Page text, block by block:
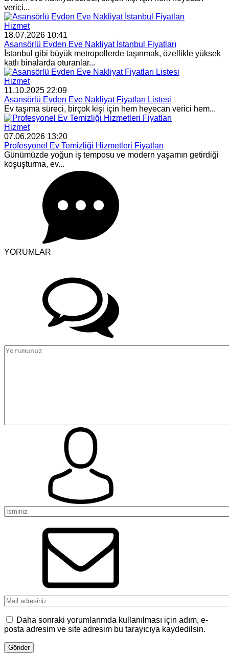
verici...
Hizmet
18.07.2026 10:41
Asansörlü Evden Eve Nakliyat İstanbul Fiyatları
İstanbul gibi büyük metropollerde taşınmak, özellikle yüksek
katlı binalarda oturanlar...
Hizmet
11.10.2025 22:09
Asansörlü Evden Eve Nakliyat Fiyatları Listesi
Ev taşıma süreci, birçok kişi için hem heyecan verici hem...
Hizmet
07.06.2026 13:20
Profesyonel Ev Temizliği Hizmetleri Fiyatları
Günümüzde yoğun iş temposu ve modern yaşamın getirdiği
koşuşturma, ev...
YORUMLAR
Daha sonraki yorumlarımda kullanılması için adım, e-
posta adresim ve site adresim bu tarayıcıya kaydedilsin.